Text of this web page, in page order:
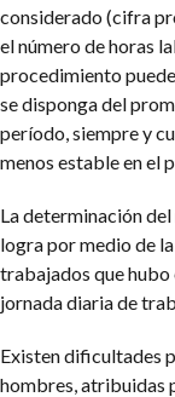
considerado (cifra
el número de horas
procedimiento puede
se disponga del
período, siempre y
menos estable en el
La determinación
logra por medio de
trabajados que hubo
jornada diaria de
Existen dificultades
hombres, atribuidas